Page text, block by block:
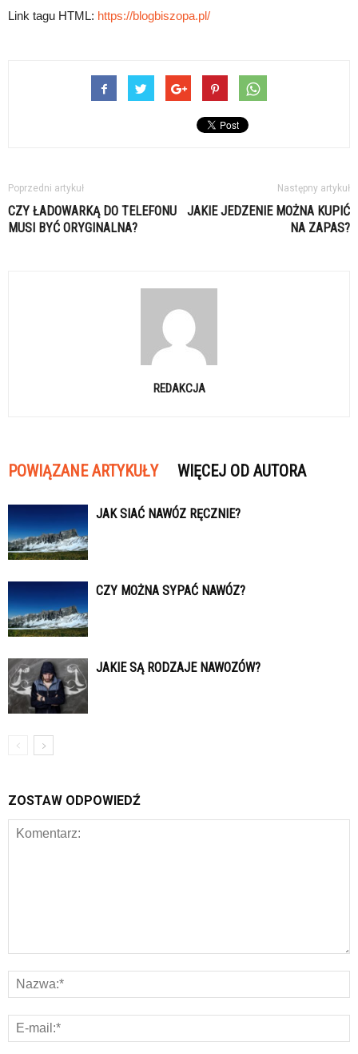
Link tagu HTML: https://blogbiszopa.pl/
Poprzedni artykuł
CZY ŁADOWARKĄ DO TELEFONU
MUSI BYĆ ORYGINALNA?
Następny artykuł
JAKIE JEDZENIE MOŻNA KUPIĆ
NA ZAPAS?
REDAKCJA
POWIĄZANE ARTYKUŁY WIĘCEJ OD AUTORA
JAK SIAĆ NAWÓZ RĘCZNIE?
CZY MOŻNA SYPAĆ NAWÓZ?
JAKIE SĄ RODZAJE NAWOZÓW?
ZOSTAW ODPOWIEDŹ